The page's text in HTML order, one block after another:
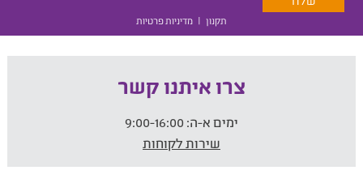
תקנון | מדיניות פרטיות
צרו איתנו קשר
ימים א-ה:
שירות לקוחות